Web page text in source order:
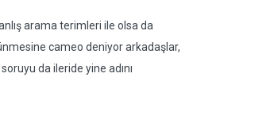
arama terimleri ile olsa da
cameo deniyor arkadaşlar,
da ileride yine adını